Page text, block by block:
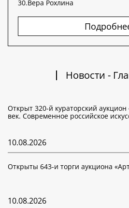
30.Вера Рохлина
Новости -
Открыт 320-й кураторский аукцион
век. Современное российское
10.08.2026
Открыты 643-и торги аукциона
10.08.2026